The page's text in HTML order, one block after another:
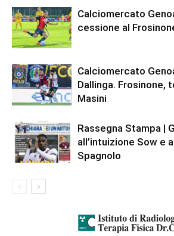
Calciomercato
cessione al
Calciomercato
Dallinga. Frosinone,
Masini
Rassegna Stampa |
all’intuizione Sow e
Spagnolo